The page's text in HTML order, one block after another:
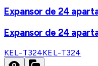
Expansor de 24
Expansor de 24
KEL-T324KEL-T324